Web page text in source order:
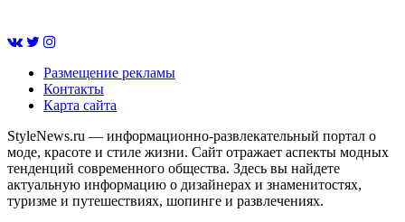
Размещение рекламы
Контакты
Карта сайта
StyleNews.ru — информационно-развлекательный портал о
моде, красоте и стиле жизни. Сайт отражает аспекты модных
тенденций современного общества. Здесь вы найдете
актуальную информацию о дизайнерах и знаменитостях,
туризме и путешествиях, шопинге и развлечениях.